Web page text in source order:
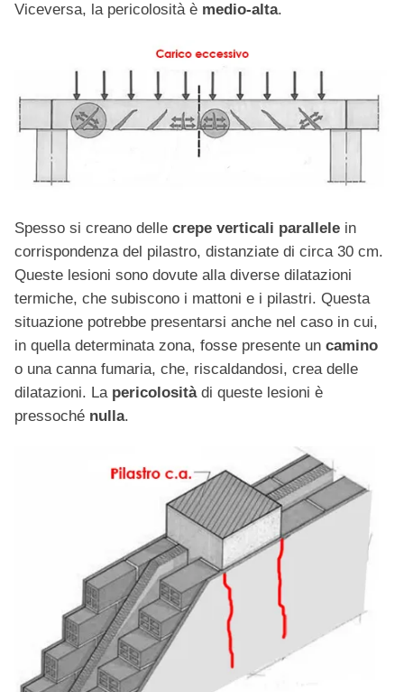
Viceversa, la pericolosità è medio-alta.
Spesso si creano delle crepe verticali parallele in
corrispondenza del pilastro, distanziate di circa 30 cm.
Queste lesioni sono dovute alla diverse dilatazioni
termiche, che subiscono i mattoni e i pilastri. Questa
situazione potrebbe presentarsi anche nel caso in cui,
in quella determinata zona, fosse presente un camino
o una canna fumaria, che, riscaldandosi, crea delle
dilatazioni. La pericolositàdi queste lesioni è
pressoché nulla.